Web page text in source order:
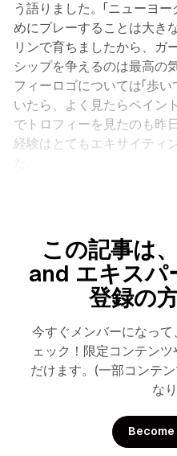
う語りました。「ニューヨ
めにプレーすることは大き
リンで育ちましたから、ガ
シップを争えるのは最高の
フィーロゴについては「歩
いたら、よく見たらペイン
でトロフィーを見たのも昨
経験はとてもエキサイティ
この記事は
and エキスパ
登録の
今すぐメンバーになっ
ェック！限定コンテン
だけます。(一部コンテ
な
Become